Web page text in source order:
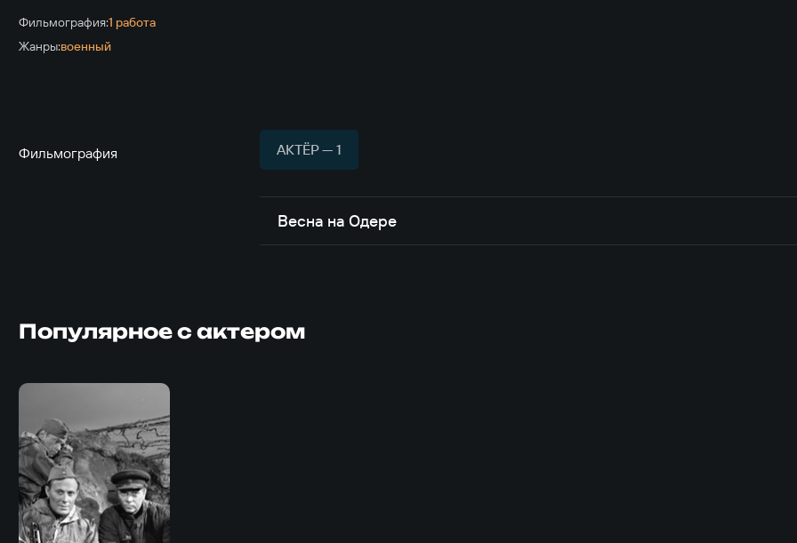
Фильмография:1 работа
Жанры:военный
Фильмография АКТЁР — 1
Весна на Одере
Популярное с актером